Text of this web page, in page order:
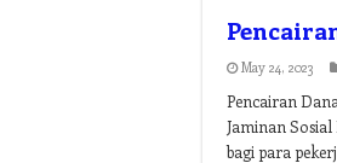
May 24, 2023
Pencairan
Jaminan
bagi para